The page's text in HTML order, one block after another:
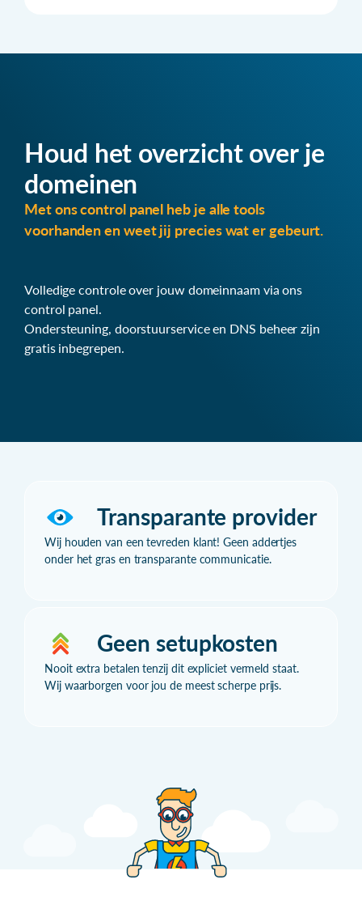
Houd het overzicht over je
domeinen
Met ons control panel heb je alle tools
voorhanden en weet jij precies wat er gebeurt.
Volledige controle over jouw domeinnaam via ons
control panel.
Ondersteuning, doorstuurservice en DNS beheer zijn
gratis inbegrepen.
Transparante provider
Wij houden van een tevreden klant! Geen addertjes
onder het gras en transparante communicatie.
Geen setupkosten
Nooit extra betalen tenzij dit expliciet vermeld staat.
Wij waarborgen voor jou de meest scherpe prijs.